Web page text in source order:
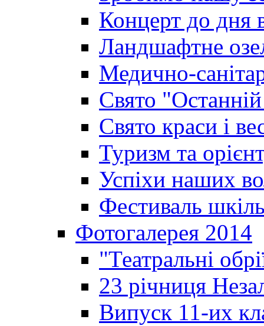
Концерт до дня
Ландшафтне
Медично-
Свято
Свято краси і
Туризм та
Успіхи наших
Фестиваль
Фотогалерея 2014
"Театральні
23 річниця
Випуск 11-их